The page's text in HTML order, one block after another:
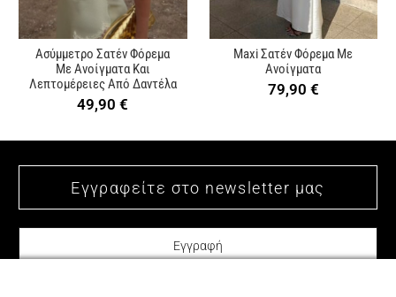
Ασύμμετρο Σατέν Φόρεμα
Με Ανοίγματα Και
Λεπτομέρειες Από Δαντέλα
49,90€
Maxi Σατέν Φόρεμα Με
Ανοίγματα
79,90 €